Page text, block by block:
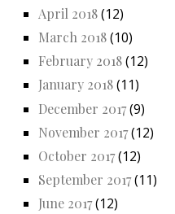
April 2018(12)
March 2018(10)
February 2018(12)
January 2018(11)
December 2017(9)
November 2017(12)
October 2017(12)
September 2017(11)
June 2017(12)